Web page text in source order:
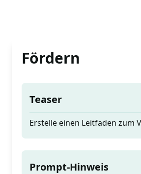
Fördern
Teaser
Erstelle einen Leitfaden zum
Prompt-Hinweis